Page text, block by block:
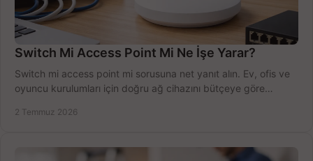
Switch Mi Access Point Mi Ne İşe Yarar?
Switch mi access point mi sorusuna net yanıt alın. Ev, ofis ve
oyuncu kurulumları için doğru ağ cihazını bütçeye göre
2 Temmuz 2026